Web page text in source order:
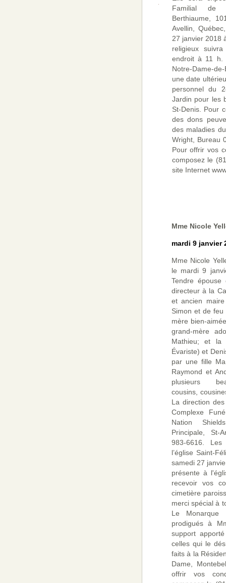
Familial de
Berthiaume,
Avellin,
27 janvier 2018
religieux
endroit à 11 h.
Notre-Dame-
une date
personnel du
Jardin pour les
St-Denis. Pour
des dons
des maladies
Wright, Bureau
Pour offrir vos
composez le
site Internet
Mme Nicole
mardi 9 janvier
Mme Nicole
le mardi 9
Tendre épouse
directeur à la
et ancien
Simon et de feu
mère bien-
grand-mère
Mathieu; et
Évariste) et
par une fille
Raymond et
plusieurs
cousins,
La direction
Complexe
Nation
Principale, St-
983-6616.
l’église Saint-
samedi 27
présente à
recevoir vos
cimetière
merci spécial à
Le Monarque
prodigués à
support
celles qui le
faits à la
Dame,
offrir vos